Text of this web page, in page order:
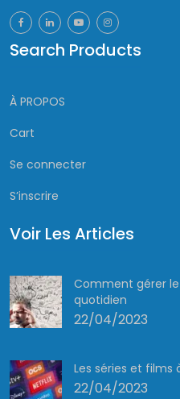
Search Products
À PROPOS
Cart
Se connecter
S’inscrire
Voir Les Articles
Comment gérer le
quotidien
22/04/2023
Les séries et films
22/04/2023